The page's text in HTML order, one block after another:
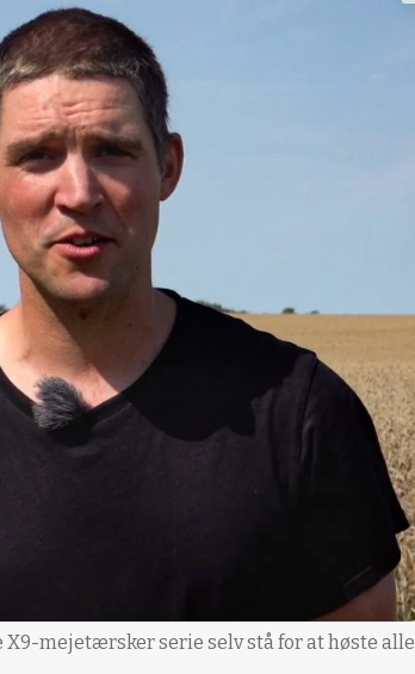
X9-mejetærsker serie selv stå for at høste alle